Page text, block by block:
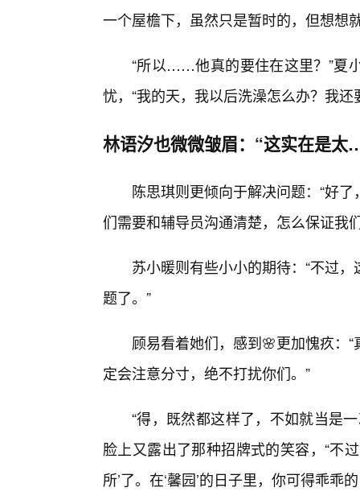
一个屋檐下，虽然只是暂时的，但想
“所以……他真的要住在这里？”夏
忧，“我的天，我以后洗澡怎么办？我
林语汐也微微皱眉：“这实在是
陈思琪则更倾向于解决问题：“好
们需要和辅导员沟通清楚，怎么保证我
苏小暖则有些小小的期待：“不过
题了。”
顾易看着她们，感到🌸更加愧疚
定会注意分寸，绝不打扰你们。”
“得，既然都这样了，不如就当是
脸上又露出了那种招牌式的笑容，“不
所’了。在‘馨园’的日子里，你可得乖